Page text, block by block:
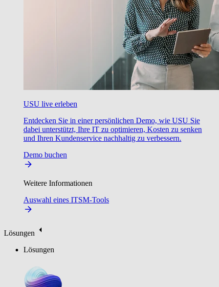
USU live erleben
Entdecken Sie in einer persönlichen Demo, wie USU Sie
dabei unterstützt, Ihre IT zu optimieren, Kosten zu senken
und Ihren Kundenservice nachhaltig zu verbessern.
Demo buchen
Weitere Informationen
Auswahl eines ITSM-Tools
Lösungen
Lösungen